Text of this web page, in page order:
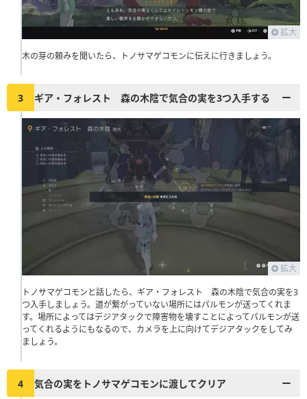
拡大
木の芽の頼みを聞いたら、トノサマゲコモンに伝えに行きましょう。
3 ギア・フォレスト 森の木陰で気合の実を3つ入手する
拡大
トノサマゲコモンと話したら、ギア・フォレスト 森の木陰で気合の実を3
つ入手しましょう。道が繋がっていない場所にはパルモンが送ってくれま
す。場所によってはデジアタックで障害物を壊すことによってパルモンが送
ってくれるようにもなるので、カメラを上に向けてデジアタックをしてみ
ましょう。
4 気合の実をトノサマゲコモンに渡してクリア